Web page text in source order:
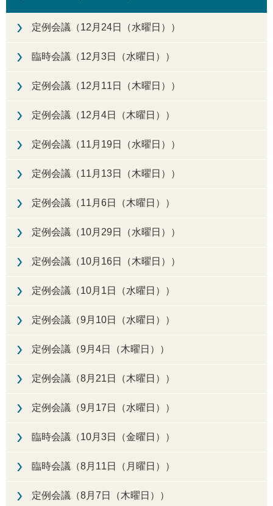
定例会議（12月24日（水曜日））
臨時会議（12月3日（水曜日））
定例会議（12月11日（木曜日））
定例会議（12月4日（木曜日））
定例会議（11月19日（水曜日））
定例会議（11月13日（木曜日））
定例会議（11月6日（木曜日））
定例会議（10月29日（水曜日））
定例会議（10月16日（木曜日））
定例会議（10月1日（水曜日））
定例会議（9月10日（水曜日））
定例会議（9月4日（木曜日））
定例会議（8月21日（木曜日））
定例会議（9月17日（水曜日））
臨時会議（10月3日（金曜日））
臨時会議（8月11日（月曜日））
定例会議（8月7日（木曜日））